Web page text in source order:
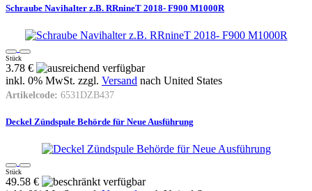
Schraube Navihalter z.B. RRnineT 2018- F900 M1000R
Stück
3.78 €
inkl. 0% MwSt. zzgl. Versand nach United States
Artikelcode: 6531DZB437
Deckel Zündspule Behörde für Neue Ausführung
Stück
49.58 €